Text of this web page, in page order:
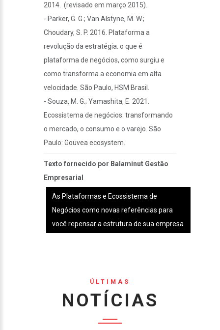
2014. (revisado em março 2015).
- Parker, G. G.; Van Alstyne, M. W.;
Choudary, S. P. 2016. Plataforma a
revolução da estratégia: o que é
plataforma de negócios, como surgiu e
como transforma a economia em alta
velocidade. São Paulo, HSM Brasil.
- Souza, M. G.; Yamashita, E. 2021.
Ecossistema de negócios: transformando
o mercado, o consumo e o varejo. São
Paulo: Gouvea ecosystem.
Texto fornecido por Balaminut Gestão
Empresarial
As Plataformas e Ecossistema de
Negócios como novas referências para
você repensar a estrutura de sua empresa
ÚLTIMAS
NOTÍCIAS